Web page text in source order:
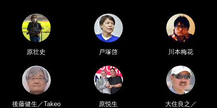
原壮史 戸塚啓 川本梅花
後藤健生／Takeo
原悦生
大住良之／